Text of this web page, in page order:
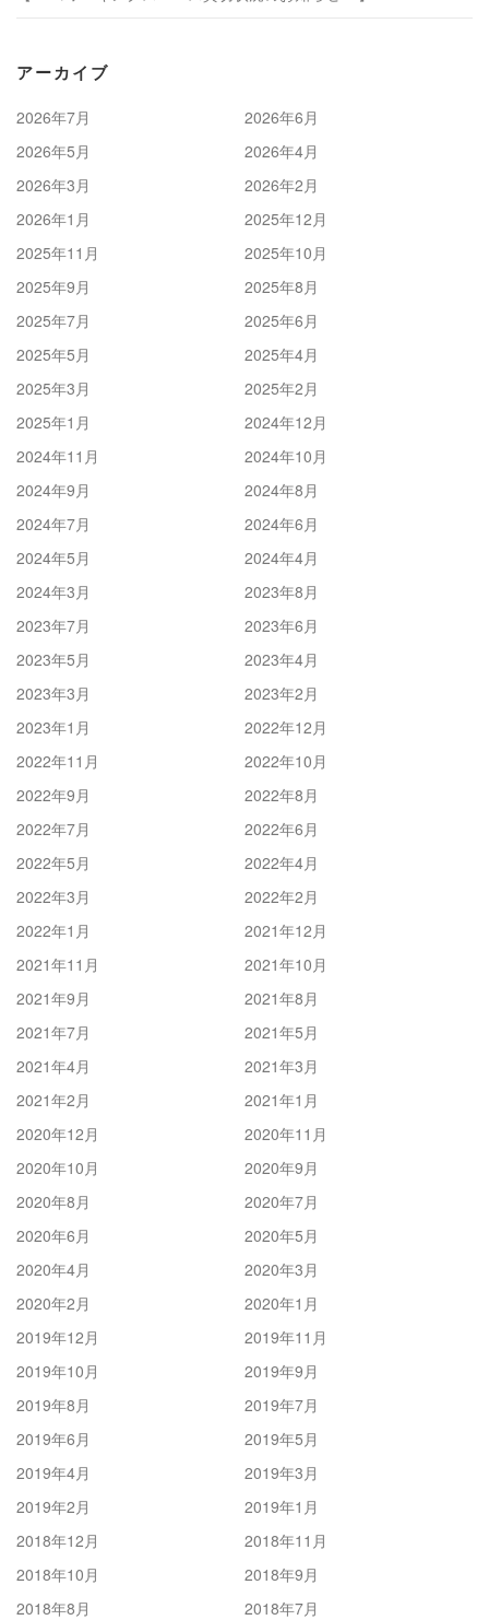
アーカイブ
2026年7月
2026年6月
2026年5月
2026年4月
2026年3月
2026年2月
2026年1月
2025年12月
2025年11月
2025年10月
2025年9月
2025年8月
2025年7月
2025年6月
2025年5月
2025年4月
2025年3月
2025年2月
2025年1月
2024年12月
2024年11月
2024年10月
2024年9月
2024年8月
2024年7月
2024年6月
2024年5月
2024年4月
2024年3月
2023年8月
2023年7月
2023年6月
2023年5月
2023年4月
2023年3月
2023年2月
2023年1月
2022年12月
2022年11月
2022年10月
2022年9月
2022年8月
2022年7月
2022年6月
2022年5月
2022年4月
2022年3月
2022年2月
2022年1月
2021年12月
2021年11月
2021年10月
2021年9月
2021年8月
2021年7月
2021年5月
2021年4月
2021年3月
2021年2月
2021年1月
2020年12月
2020年11月
2020年10月
2020年9月
2020年8月
2020年7月
2020年6月
2020年5月
2020年4月
2020年3月
2020年2月
2020年1月
2019年12月
2019年11月
2019年10月
2019年9月
2019年8月
2019年7月
2019年6月
2019年5月
2019年4月
2019年3月
2019年2月
2019年1月
2018年12月
2018年11月
2018年10月
2018年9月
2018年8月
2018年7月